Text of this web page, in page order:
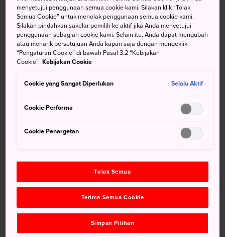
tempat para pemuja mengangkat cawan raksasa ke bibir
mereka.
Aizen Myoo yang garang di aula Aizen terbuka
ditentukan pada musim dingin dan musim gugur (15
Upacara teh Ochamori, menampilkan cawan teh
besar, dan Anda mungkin memerlukan bantuan
untuk mengangkatnya
menyetujui penggunaan semua cookie kami. Silakan klik “Tolak
Semua Cookie” untuk menolak penggunaan semua cookie kami.
Silakan pindahkan sakelar pemilih ke aktif jika Anda menyetujui
penggunaan sebagian cookie kami. Selain itu, Anda dapat mengubah
atau menarik persetujuan Anda kapan saja dengan mengeklik
“Pengaturan Cookie” di bawah Pasal 3.2 “Kebijakan
Cookie”. Kebijakan Cookie
Cookie yang Sangat Diperlukan Selalu Aktif
Cookie Performa
Cookie Penargetan
Tolak Semua
Terima Semua Cookie
Simpan Pilihan